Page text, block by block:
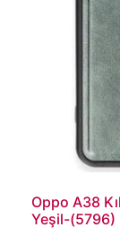
Oppo A38
Yeşil-(5796)